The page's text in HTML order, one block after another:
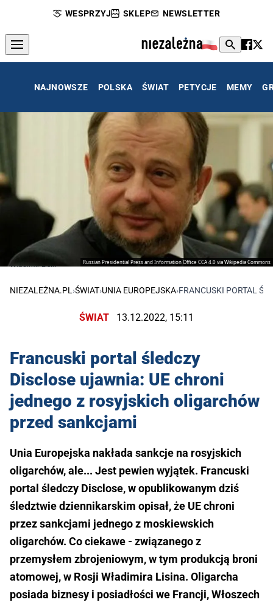
WESPRZYJ SKLEP NEWSLETTER
NAJNOWSZE POLSKA ŚWIAT PETYCJE MEMY
Russian Presidential Press and Information Office CCA 4.0 via Wikipedia Commons
Władimir Lisin
NIEZALEŻNA.PL ›ŚWIAT›UNIA EUROPEJSKA›FRANCUSKI PORTAL
ŚWIAT 13.12.2022, 15:11
Francuski portal śledczy
Disclose ujawnia: UE chroni
jednego z rosyjskich oligarchów
przed sankcjami
Unia Europejska nakłada sankcje na rosyjskich
oligarchów, ale... Jest pewien wyjątek. Francuski
portal śledczy Disclose, w opublikowanym dziś
śledztwie dziennikarskim opisał, że UE chroni
przez sankcjami jednego z moskiewskich
oligarchów. Co ciekawe - związanego z
przemysłem zbrojeniowym, w tym produkcją broni
atomowej, w Rosji Władimira Lisina. Oligarcha
posiada biznesy i posiadłości we Francji, Włoszech